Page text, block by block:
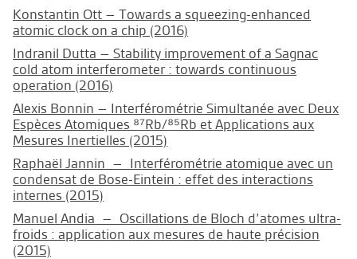
Konstantin Ott – Towards a squeezing-enhanced
atomic clock on a chip (2016)
Indranil Dutta – Stability improvement of a Sagnac
cold atom interferometer : towards continuous
operation (2016)
Alexis Bonnin – Interférométrie Simultanée avec Deux
Espèces Atomiques ⁸⁷Rb/⁸⁵Rb et Applications aux
Mesures Inertielles (2015)
Raphaël Jannin – Interférométrie atomique avec un
condensat de Bose-Eintein : effet des interactions
internes (2015)
Manuel Andia – Oscillations de Bloch d’atomes ultra-
froids : application aux mesures de haute précision
(2015)